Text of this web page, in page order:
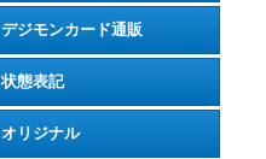
デジモンカード通販
状態表記
オリジナル